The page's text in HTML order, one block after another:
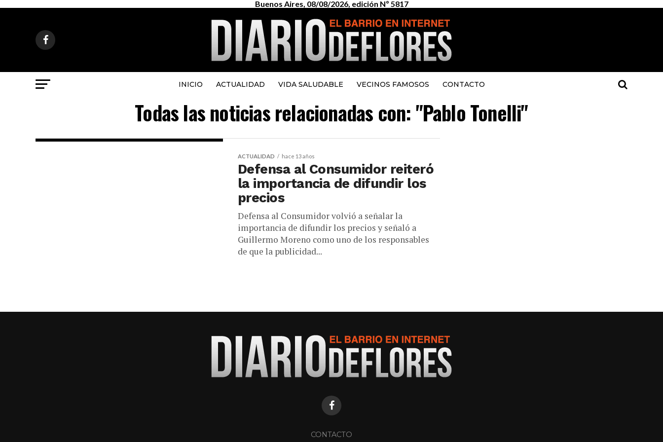
Buenos Aires, 08/08/2026, edición Nº 5817
INICIO ACTUALIDAD VIDA SALUDABLE VECINOS FAMOSOS CONTACTO
Todas las noticias relacionadas con: "Pablo Tonelli"
ACTUALIDAD hace 13 años
Defensa al Consumidor reiteró
la importancia de difundir los
precios
Defensa al Consumidor volvió a señalar la
importancia de difundir los precios y señaló a
Guillermo Moreno como uno de los responsables
de que la publicidad...
CONTACTO